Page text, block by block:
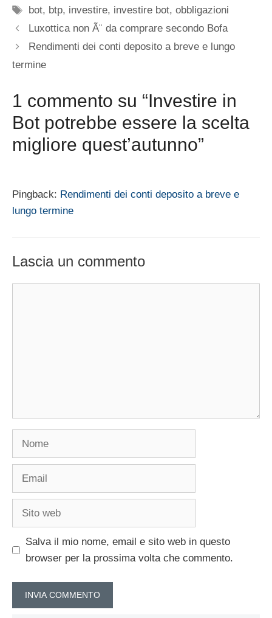
Tag
bot, btp, investire, investire bot,obbligazioni
Luxottica non Ã¨ da comprare secondo Bofa
Rendimenti dei conti deposito a breve e lungo
termine
1 commento su “Investire in
Bot potrebbe essere la scelta
migliore quest’autunno”
Pingback: Rendimenti dei conti deposito a breve e
lungo termine
Lascia un commento
Nome
Email
Sito
Salva il mio nome, email e sito web in questo
browser per la prossima volta che commento.